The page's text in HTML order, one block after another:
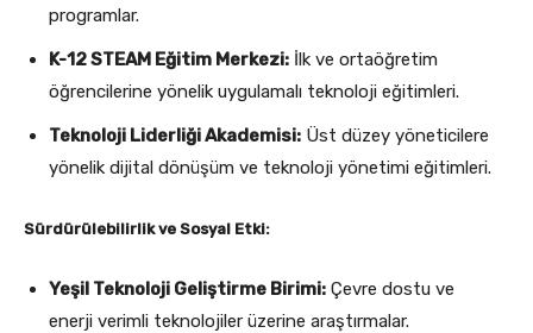
programlar.
K-12 STEAM Eğitim Merkezi: İlk ve ortaöğretim
öğrencilerine yönelik uygulamalı teknoloji eğitimleri.
Teknoloji Liderliği Akademisi: Üst düzey yöneticilere
yönelik dijital dönüşüm ve teknoloji yönetimi eğitimleri.
Sürdürülebilirlik ve Sosyal Etki:
Yeşil Teknoloji Geliştirme Birimi: Çevre dostu ve
enerji verimli teknolojiler üzerine araştırmalar.